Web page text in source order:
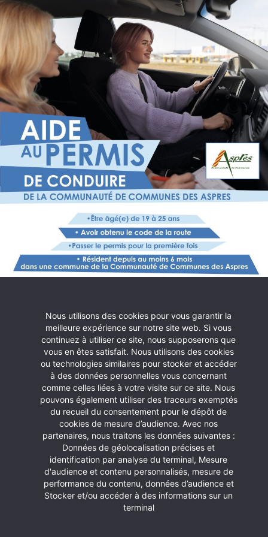
Dossier d’inscription à télécharger
Nous utilisons des cookies pour vous garantir la
meilleure expérience sur notre site web. Si vous
continuez à utiliser ce site, nous supposerons que
vous en êtes satisfait. Nous utilisons des cookies
ou technologies similaires pour stocker et accéder
à des données personnelles vous concernant
comme celles liées à votre visite sur ce site. Nous
pouvons également utiliser des traceurs exemptés
du recueil du consentement pour le dépôt de
cookies de mesure d’audience. Avec nos
partenaires, nous traitons les données suivantes :
Données de géolocalisation précises et
identification par analyse du terminal, Mesure
d'audience et contenu personnalisés, mesure de
performance du contenu, données d’audience et
Stocker et/ou accéder à des informations sur un
terminal